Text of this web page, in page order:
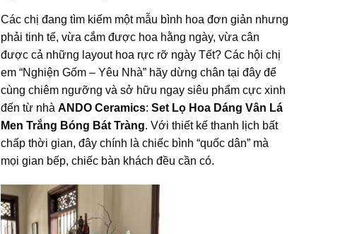
Các chị đang tìm kiếm một mẫu bình hoa đơn giản nhưng
phải tinh tế, vừa cắm được hoa hằng ngày, vừa cân
được cả những layout hoa rực rỡ ngày Tết? Các hội chị
em “Nghiện Gốm – Yêu Nhà” hãy dừng chân tại đây để
cùng chiêm ngưỡng và sở hữu ngay siêu phẩm cực xinh
đến từ nhàANDO Ceramics:Set Lọ Hoa Dáng Vân Lá
Men Trắng Bóng Bát Tràng. Với thiết kế thanh lịch bất
chấp thời gian, đây chính là chiếc bình “quốc dân” mà
mọi gian bếp, chiếc bàn khách đều cần có.